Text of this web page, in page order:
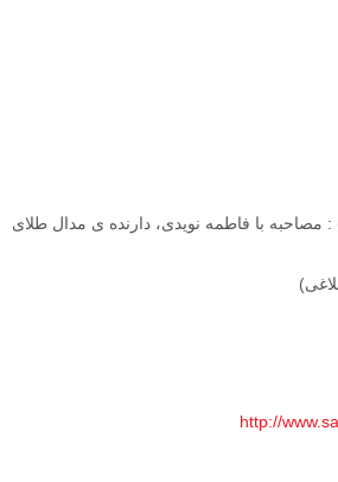
با فاطمه نویدی، دارنده ی مدال طلای
http://